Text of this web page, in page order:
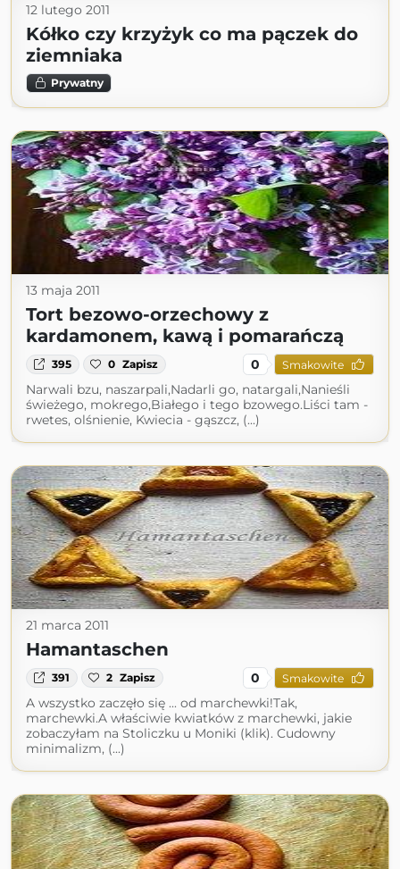
12 lutego 2011
Kółko czy krzyżyk co ma pączek do
ziemniaka
Prywatny
13 maja 2011
Tort bezowo-orzechowy z
kardamonem, kawą i pomarańczą
395 0 Zapisz 0 Smakowite
Narwali bzu, naszarpali,Nadarli go, natargali,Nanieśli
świeżego, mokrego,Białego i tego bzowego.Liści tam -
rwetes, olśnienie, Kwiecia - gąszcz, (...)
21 marca 2011
Hamantaschen
391 2 Zapisz 0 Smakowite
A wszystko zaczęło się ... od marchewki!Tak,
marchewki.A właściwie kwiatków z marchewki, jakie
zobaczyłam na Stoliczku u Moniki (klik). Cudowny
minimalizm, (...)